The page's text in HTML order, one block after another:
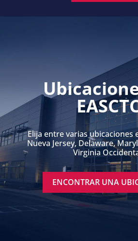
Elija entre varias ubicaciones
Nueva Jersey, Delaware,
Virginia
ENCONTRAR UNA